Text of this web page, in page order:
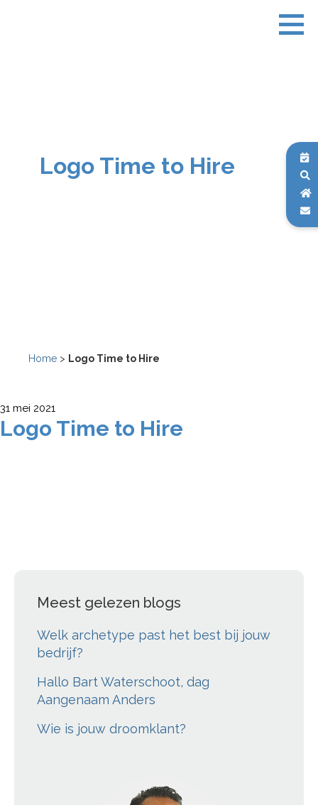
Logo Time to Hire
Home > Logo Time to Hire
31 mei 2021
Logo Time to Hire
Meest gelezen blogs
Welk archetype past het best bij jouw
bedrijf?
Hallo Bart Waterschoot, dag
Aangenaam Anders
Wie is jouw droomklant?